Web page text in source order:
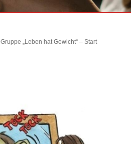
Gruppe „Leben hat Gewicht“ – Start